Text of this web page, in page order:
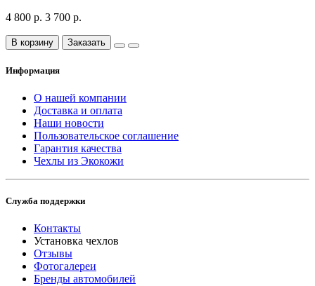
4 800 р. 3 700 р.
В корзину Заказать
Информация
О нашей компании
Доставка и оплата
Наши новости
Пользовательское соглашение
Гарантия качества
Чехлы из Экокожи
Служба поддержки
Контакты
Установка чехлов
Отзывы
Фотогалереи
Бренды автомобилей